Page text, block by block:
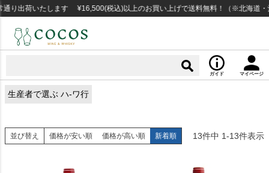
出荷いたします ¥16,500(税込)以上のお買い上げで送料無料！（※北海道・沖
ガイド マイページ
生産者で選ぶ ハ-ワ行
並び替え 価格が安い順 価格が高い順 新着順 13件中 1-13件表示